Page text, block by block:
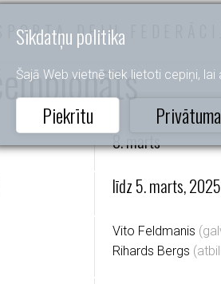
Sīkdatņu politika
Šajā Web vietnē tiek lietoti cepiņi,
Piekrītu
DEJU
8. marts
līdz 5. marts, 2025
Vito Feldmanis
Rihards Bergs